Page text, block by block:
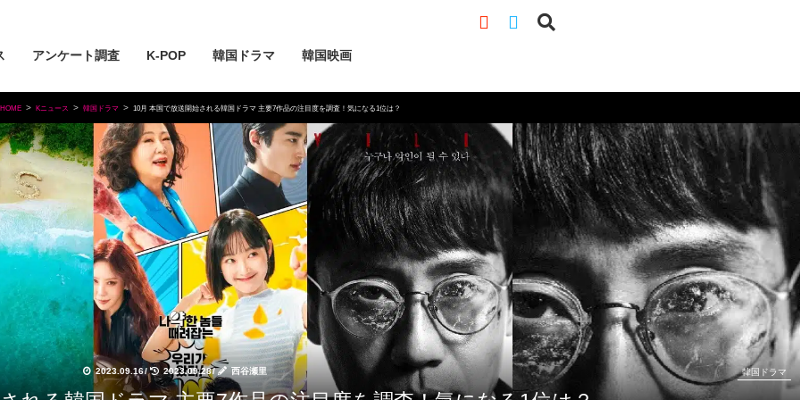
アンケート調査 K-POP 韓国ドラマ 韓国映画
HOME Kニュース 韓国ドラマ 10月 本国で放送開始される韓国ドラマ 主要7作品の注目度を調査！気になる1位は？
2023.09.16/ 2023.09.28/ 西谷瀬里 韓国ドラマ